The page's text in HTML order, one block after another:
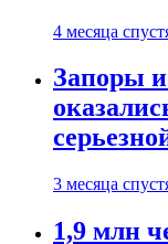
4 месяца
Запоры
3 месяца
1,9 млн